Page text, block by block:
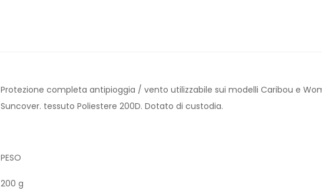
Protezione completa antipioggia / vento utilizzabile sui modelli Caribou e
Suncover. tessuto Poliestere 200D. Dotato di custodia.
PESO
200 g